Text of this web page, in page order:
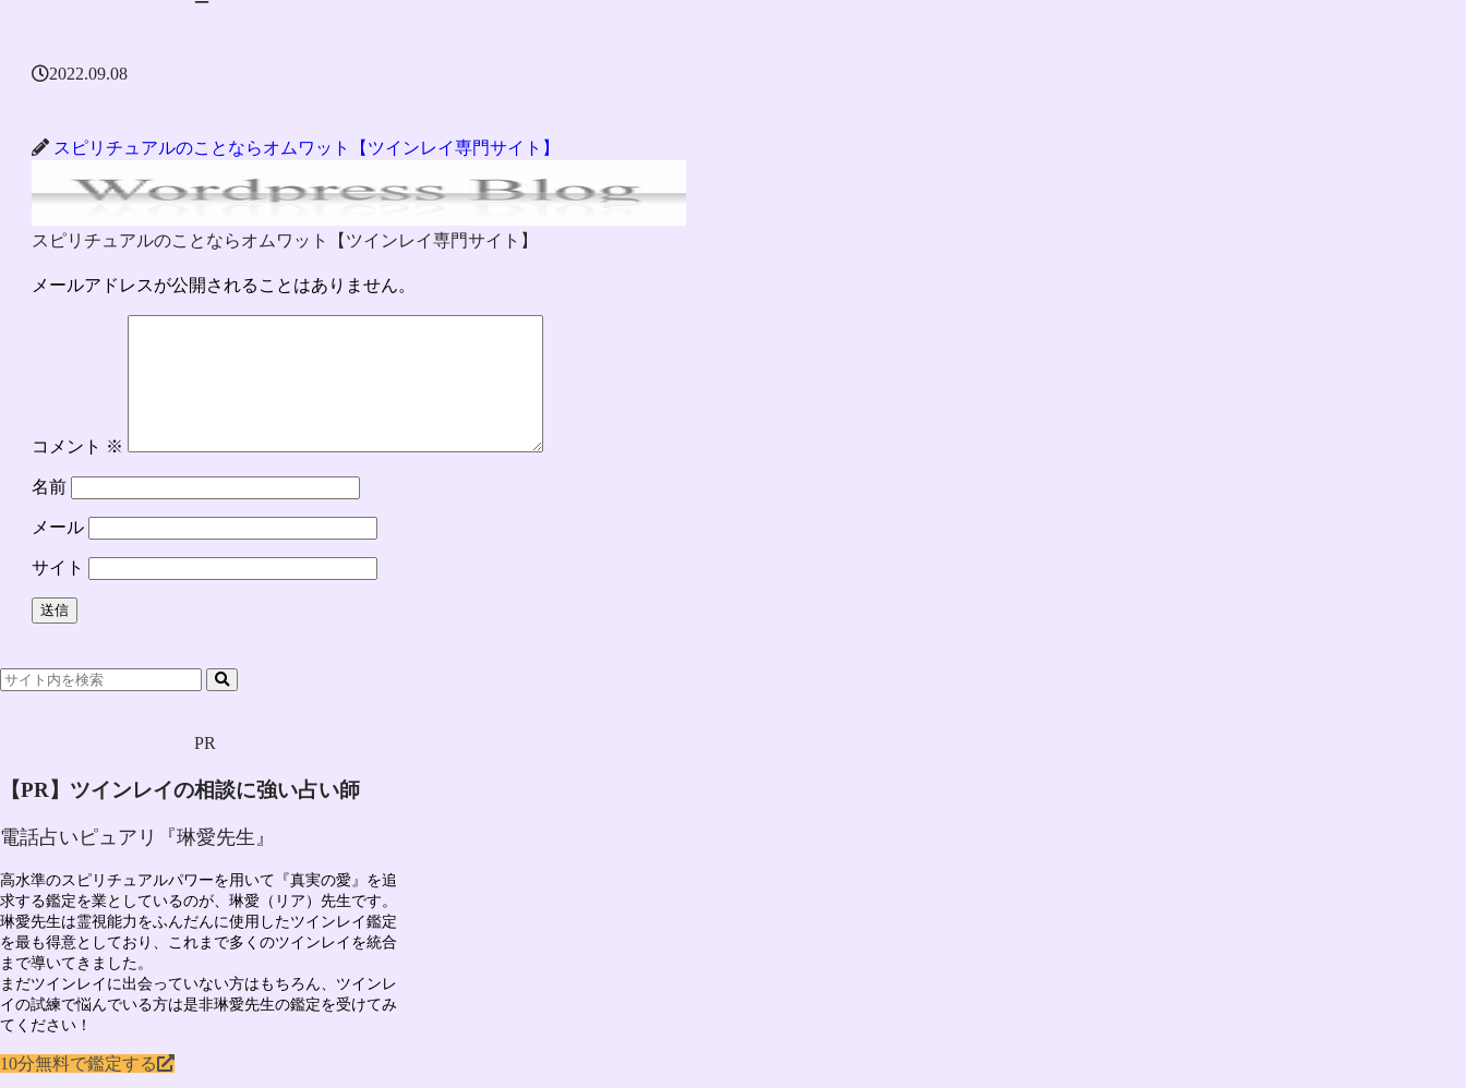
2022.09.08
スピリチュアルのことならオムワット【ツインレイ専門サイト】
スピリチュアルのことならオムワット【ツインレイ専門サイト】
メールアドレスが公開されることはありません。
コメント ※
名前
メール
サイト
PR
【PR】ツインレイの相談に強い占い師
電話占いピュアリ『琳愛先生』
高水準のスピリチュアルパワーを用いて『真実の愛』を追
求する鑑定を業としているのが、 琳愛（リア）先生です。
琳愛先生は霊視能力をふんだんに使用したツインレイ鑑定
を最も得意としており、 これまで多くのツインレイを統合
まで導いてきました。
まだツインレイに出会っていない方はもちろん、ツインレ
イの試練で悩んでいる方は是非琳愛先生の鑑定を受けてみ
てください！
10分無料で鑑定する